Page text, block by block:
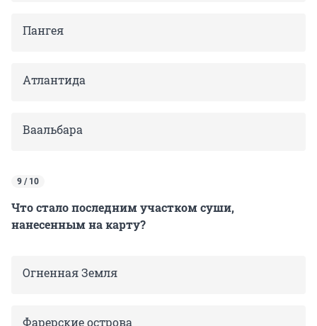
Пангея
Атлантида
Ваальбара
9 / 10
Что стало последним участком суши,
нанесенным на карту?
Огненная Земля
Фарерские острова